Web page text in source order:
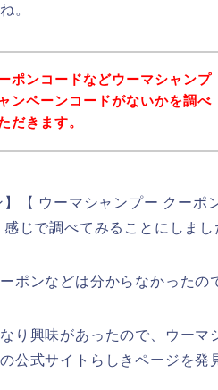
。
ポンコードなどウーマシャンプ
ンペーンコードがないかを調べ
だきます。
【 ウーマシャンプー クーポ
じで調べてみることにしまし
ポンなどは分からなかったの
り興味があったので、ウーマ
公式サイトらしきページを発